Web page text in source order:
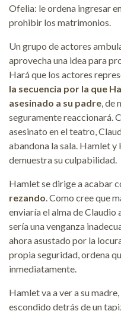
Ofelia: le ordena ingresar
prohibir los matrimonios.
Un grupo de actores
aprovecha una idea para
Hará que los actores
la secuencia por la que
asesinado a su padre ,
seguramente reaccionará.
asesinato en el teatro,
abandona la sala. Hamlet
demuestra su culpabilidad.
Hamlet se dirige a acabar
rezando . Como cree que
enviaría el alma de
sería una venganza
ahora asustado por la
propia seguridad, ordena
inmediatamente.
Hamlet va a ver a su
escondido detrás de un